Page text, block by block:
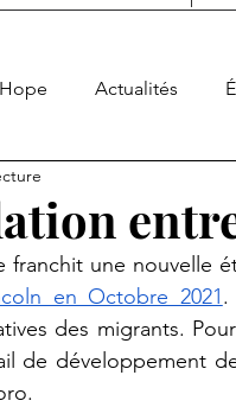
Actualités
en Octobre 2021.
des migrants.
de développement